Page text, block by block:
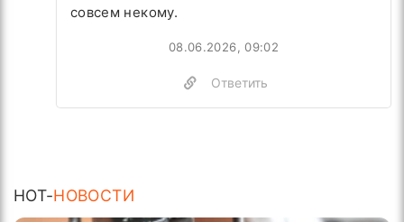
совсем некому.
08.06.2026, 09:02
Ответить
HOT-НОВОСТИ